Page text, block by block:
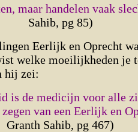
maar handelen vaak
Sahib, pg 85)
Eerlijk en Oprecht
welke moeilijkheden je
hij zei:
is de medicijn voor alle
van een Eerlijk en
Granth Sahib, pg 467)